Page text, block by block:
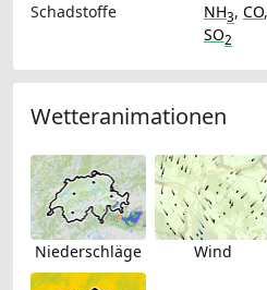
Schadstoffe
NH3, CO,
SO2
Wetteranimationen
Niederschläge Wind